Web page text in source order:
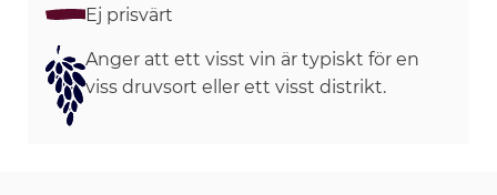
Ej prisvärt
Anger att ett visst vin är typiskt för en
viss druvsort eller ett visst distrikt.